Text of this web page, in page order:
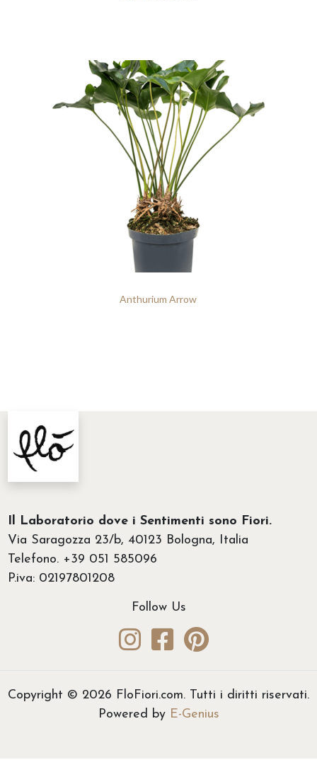
Anthurium Arrow
Il Laboratorio dove i Sentimenti sono Fiori.
Via Saragozza 23/b, 40123 Bologna, Italia
Telefono. +39 051 585096
P.iva: 02197801208
Follow Us
Copyright © 2026 FloFiori.com. Tutti i diritti riservati.
Powered by E-Genius